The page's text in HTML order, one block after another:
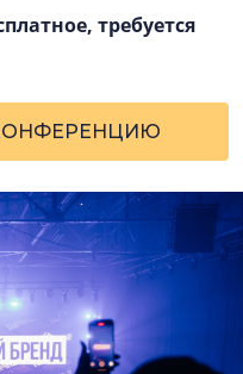
требуется